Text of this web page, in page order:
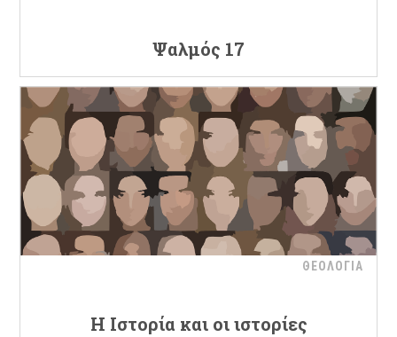
Ψαλμός 17
ΘΕΟΛΟΓΙΑ
Η Ιστορία και οι ιστορίες